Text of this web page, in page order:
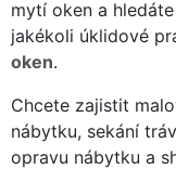
mytí oken a
jakékoli úklidové
oken.
Chcete zajistit
nábytku, sekání
opravu nábytku a